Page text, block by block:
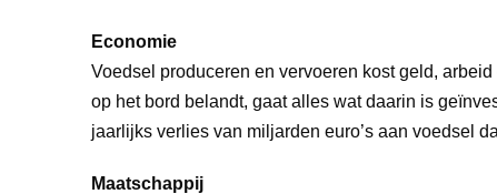
Economie
Voedsel produceren en vervoeren kost geld,
op het bord belandt, gaat alles wat daarin is
jaarlijks verlies van miljarden euro’s aan voedsel
Maatschappij